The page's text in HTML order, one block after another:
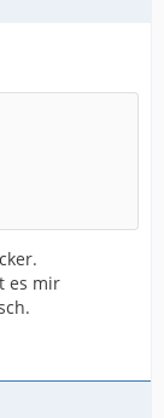
es mir